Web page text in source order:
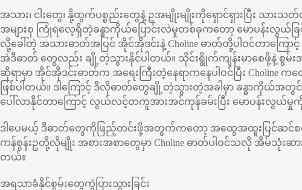
အသား၊ ငါးတွေ၊ နို့ထွက်ပစ္စည်းတွေနဲ့ ဥအမျိုးမျိုးကိုရှောင်ရှားပြီး သ
အများစု ကြုံရလေ့ရှိတဲ့ခန္ဓာကိုယ်ပြောင်းလဲမှုတစ်ခုကတော့ မောပန်းလွယ်ခ
လို့ခေါ်တဲ့ အသားဓာတ်အပြင် အိုင်အိုဒင်းနဲ့ Choline ဓာတ်တို့ပါဝင်တာကြေ
အဲဒီဓာတ် တွေလည်း ချို့တဲ့သွားနိုင်ပါတယ်။ သိုင်းရွိုက်ကျန်းမာစေဖို့နဲ့ စွမ်
ဆိုရာမှာ အိုင်အိုဒင်းဓာတ်က အရေးကြီးတဲ့နေရာကနေပါဝင်ပြီး Choline
ဖြစ်ပါတယ်။ ဒါကြောင့် ဒီလိုဓာတ်တွေချို့တဲ့သွားတဲ့အခါမှာ ခန္ဓာကိုယ်အတွ
ပေါ်လာနိုင်တာကြောင့် လွယ်လင့်တကူအားအင်ကုန်ခမ်းပြီး မောပန်းလွယ်မှုကို
ဒါပေမယ့် ဒီဓာတ်တွေကိုဖြည့်တင်းဖို့အတွက်ကတော့ အထွေအထူးပြင်ဆင်စရ
ကန်စွန်းဥတို့လိုမျိုး အစားအစာတွေမှာ Choline ဓာတ်ပါဝင်သလို အိမ်သုံး
တယ်။
အရသာခံနိုင်စွမ်းတွေကွဲပြားသွားခြင်း